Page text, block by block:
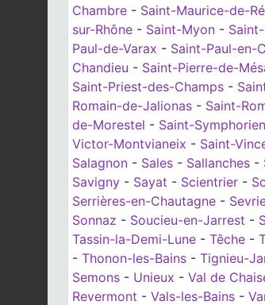
Chambre - Saint-Maurice-de-
sur-Rhône - Saint-Myon -
Paul-de-Varax - Saint-Paul-en-
Chandieu - Saint-Pierre-de-
Saint-Priest-des-Champs -
Romain-de-Jalionas - Saint-
de-Morestel - Saint-
Victor-Montvianeix - Saint-
Salagnon - Sales - Sallanches -
Savigny - Sayat - Scientrier -
Serrières-en-Chautagne -
Sonnaz - Soucieu-en-Jarrest -
Tassin-la-Demi-Lune - Têche -
- Thonon-les-Bains - Tignieu-
Semons - Unieux - Val de
Revermont - Vals-les-Bains -